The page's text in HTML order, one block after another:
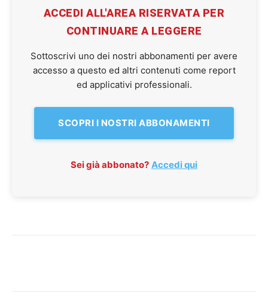
ACCEDI ALL'AREA RISERVATA PER
CONTINUARE A LEGGERE
Sottoscrivi uno dei nostri abbonamenti per avere
accesso a questo ed altri contenuti come report
ed applicativi professionali.
SCOPRI I NOSTRI ABBONAMENTI
Sei già abbonato? Accedi qui